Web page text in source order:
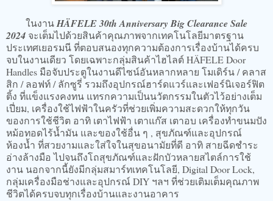
ในงานHÄFELE 30th Anniversary Big Clearance Sale
2024 จะเต็มไปด้วยสินค้าคุณภาพจากเทคโนโลยีมาตรฐาน
ประเทศเยอรมนี ที่ตอบสนองทุกความต้องการเรื่องบ้านได้ครบ
จบในงานเดียว โดยเฉพาะกลุ่มสินค้าไฮไลต์ HÄFELE Door
Handles มือจับประตูในงานดีไซน์อันหลากหลาย โมเดิร์น / คลาส
สิก / ลอฟท์ / ลักซูรี่ รวมถึงอุปกรณ์ฮาร์ดแวร์และเฟอร์นิเจอร์ฟิต
ติ้ง ที่แข็งแรงคงทน แทรกความเป็นนวัตกรรมในตัวไว้อย่างเต็ม
เปี่ยม, เครื่องใช้ไฟฟ้าในครัวที่ช่วยเพิ่มความสะดวกให้ทุกวัน
ของการใช้ชีวิต อาทิ เตาไฟฟ้า เตาแก๊ส เตาอบ เครื่องทำขนมปัง
หม้อทอดไร้น้ำมัน และของใช้อื่น ๆ , สุขภัณฑ์และอุปกรณ์
ห้องน้ำ ที่สวยงามและใส่ใจในสุขอนามัยที่ดี อาทิ สายฉีดชำระ
อ่างล้างมือ ไปจนถึงโถสุขภัณฑ์และฝักบัวหลายสไตล์การใช้
งาน นอกจากนี้ยังมีกลุ่มสมาร์ทเทคโนโลยี, Digital Door Lock,
กลุ่มเครื่องมือช่างและอุปกรณ์ DIY ฯลฯ ที่ช่วยเติมเต็มคุณภาพ
ชีวิตได้ครบจบทุกเรื่องบ้านและงานอาคาร